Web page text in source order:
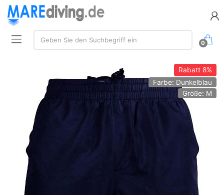
Suche:
Geben Sie den Suchbegriff ein
0
Rabatt8%
Farbe: Dunkelblau
Größe: M